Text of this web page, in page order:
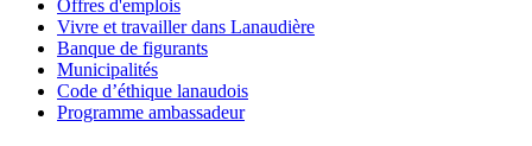
Offres d'emplois
Vivre et travailler dans Lanaudière
Banque de figurants
Municipalités
Code d’éthique lanaudois
Programme ambassadeur